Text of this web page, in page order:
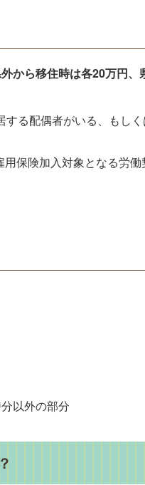
から移住時は各20万円、
る配偶者がいる、もし
保険加入対象となる労働
以外の部分